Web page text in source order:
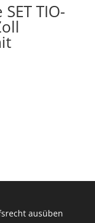
TIO-
ausüben